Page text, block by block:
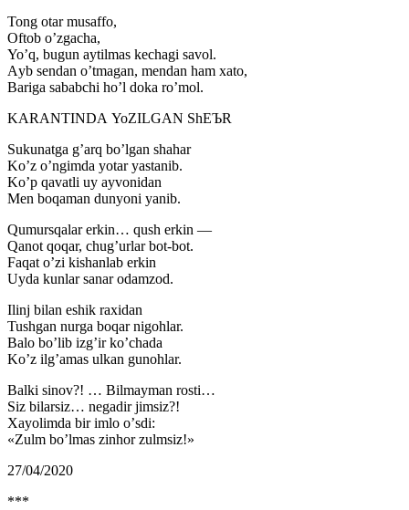
Tong otar musaffo,
Oftob oʼzgacha,
Yoʼq, bugun aytilmas kechagi savol.
Аyb sendan oʼtmagan, mendan ham xato,
Bariga sababchi hoʼl doka roʼmol.
KАRАNTINDА YoZILGАN ShEЪR
Sukunatga gʼarq boʼlgan shahar
Koʼz oʼngimda yotar yastanib.
Koʼp qavatli uy ayvonidan
Men boqaman dunyoni yanib.
Qumursqalar erkin… qush erkin —
Qanot qoqar, chugʼurlar bot-bot.
Faqat oʼzi kishanlab erkin
Uyda kunlar sanar odamzod.
Ilinj bilan eshik raxidan
Tushgan nurga boqar nigohlar.
Balo boʼlib izgʼir koʼchada
Koʼz ilgʼamas ulkan gunohlar.
Balki sinov?! … Bilmayman rosti…
Siz bilarsiz… negadir jimsiz?!
Xayolimda bir imlo oʼsdi:
«Zulm boʼlmas zinhor zulmsiz!»
27/04/2020
***